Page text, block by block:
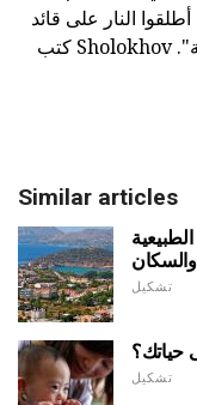
النار على قائد
نفسه مع ماوزر. وهكذا تنتهي قصة "الشامة". Sholokhov كتب
Similar articles
والسكان
تشكيل
حياتك؟
تشكيل